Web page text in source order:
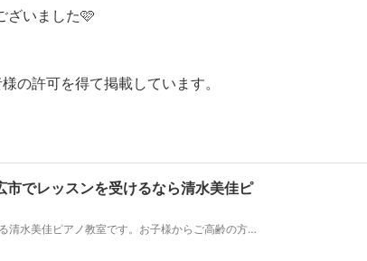
ざいました🩷
の許可を得て掲載しています。
でレッスンを受けるなら清水美佳ピ
帯広市でピアノ教室を運営している清水美佳ピアノ教室です。お子様からご高齢の方までレッスンを受けていただくことができます。レッスンはそれぞれのレベルや目的に合わせてクラス分けしています。帯広市で無料体験レッスン実施中！